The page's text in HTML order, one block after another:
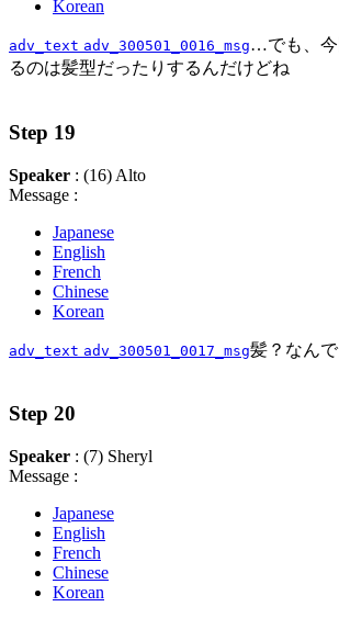
Korean
adv_text adv_300501_0016_msg…でも、今
るのは髪型だったりするんだけどね
Step 19
Speaker : (16) Alto
Message :
Japanese
English
French
Chinese
Korean
adv_text adv_300501_0017_msg髪？なんで
Step 20
Speaker : (7) Sheryl
Message :
Japanese
English
French
Chinese
Korean